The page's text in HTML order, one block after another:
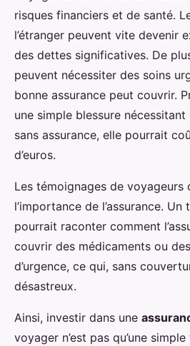
risques financiers et de santé.
l’étranger peuvent vite devenir
des dettes significatives. De
peuvent nécessiter des soins
bonne assurance peut couvrir.
une simple blessure
sans assurance, elle pourrait
d’euros.
Les témoignages de voyageurs
l’importance de l’assurance.
pourrait raconter comment
couvrir des médicaments ou
d’urgence, ce qui, sans
désastreux.
Ainsi, investir dans une
voyager n’est pas qu’une